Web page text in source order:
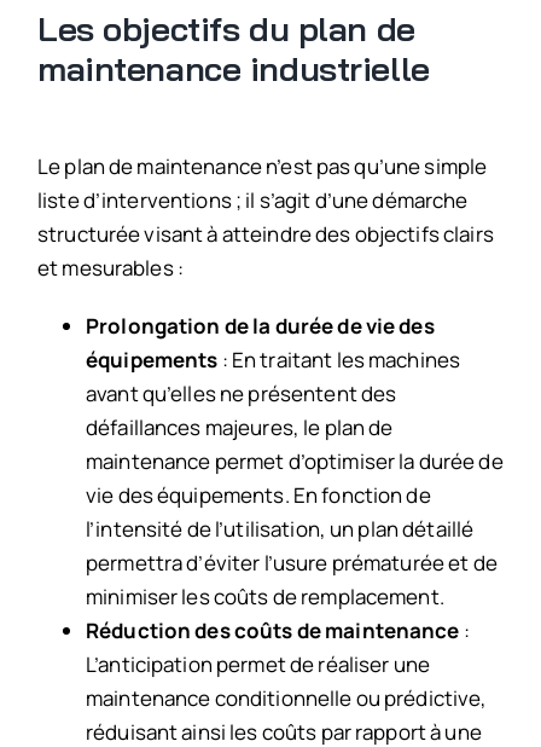
Les objectifs du plan de
maintenance industrielle
Le plan de maintenance n’est pas qu’une simple
liste d’interventions ; il s’agit d’une démarche
structurée visant à atteindre des objectifs clairs
et mesurables :
Prolongation de la durée de vie des
équipements : En traitant les machines
avant qu’elles ne présentent des
défaillances majeures, le plan de
maintenance permet d’optimiser la durée de
vie des équipements. En fonction de
l’intensité de l’utilisation, un plan détaillé
permettra d’éviter l’usure prématurée et de
minimiser les coûts de remplacement.
Réduction des coûts de maintenance :
L’anticipation permet de réaliser une
maintenance conditionnelle ou prédictive,
réduisant ainsi les coûts par rapport à une